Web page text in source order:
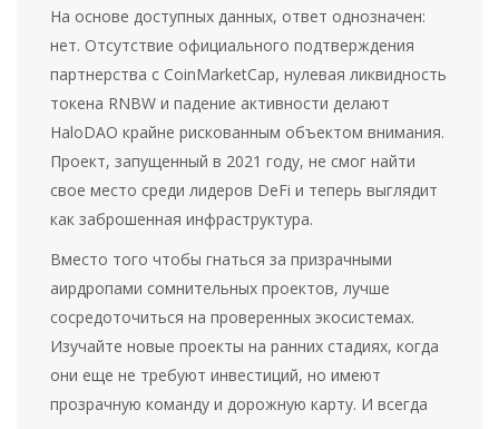
На основе доступных данных, ответ однозначен:
нет. Отсутствие официального подтверждения
партнерства с CoinMarketCap, нулевая ликвидность
токена RNBW и падение активности делают
HaloDAO крайне рискованным объектом внимания.
Проект, запущенный в 2021 году, не смог найти
свое место среди лидеров DeFi и теперь выглядит
как заброшенная инфраструктура.
Вместо того чтобы гнаться за призрачными
аирдропами сомнительных проектов, лучше
сосредоточиться на проверенных экосистемах.
Изучайте новые проекты на ранних стадиях, когда
они еще не требуют инвестиций, но имеют
прозрачную команду и дорожную карту. И всегда